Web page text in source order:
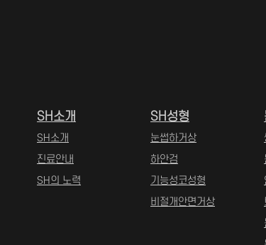
SH소개
SH소개
진료안내
SH의 노력
SH성형
눈썹하거상
하안검
기능성코성형
비절개안면거상